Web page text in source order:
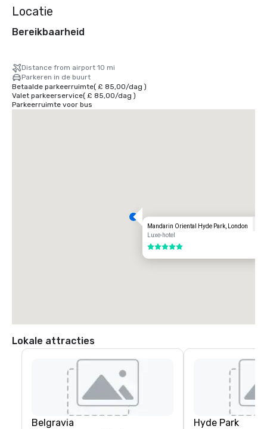
Locatie
Bereikbaarheid
Distance from airport 10 mi
Parkeren in de buurt
Betaalde parkeerruimte( £ 85,00/dag )
Valet parkeerservice( £ 85,00/dag )
Parkeerruimte voor bus
Mandarin Oriental Hyde Park, London
Luxe-hotel
5 van 5
Lokale attracties
Belgravia Hyde Park